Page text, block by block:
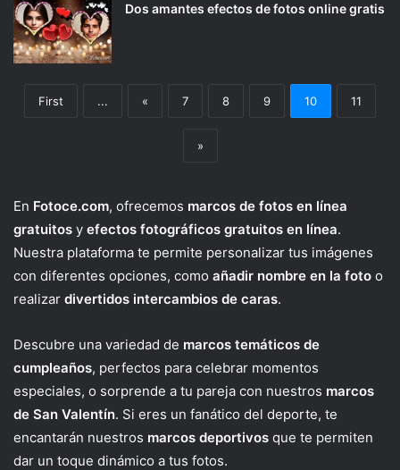
Dos amantes efectos de fotos online gratis
First ... « 7 8 9 10 11
»
En Fotoce.com, ofrecemos marcos de fotos en línea
gratuitos y efectos fotográficos gratuitos en línea.
Nuestra plataforma te permite personalizar tus imágenes
con diferentes opciones, como añadir nombre en la foto o
realizar divertidos intercambios de caras.
Descubre una variedad de marcos temáticos de
cumpleaños, perfectos para celebrar momentos
especiales, o sorprende a tu pareja con nuestros marcos
de San Valentín. Si eres un fanático del deporte, te
encantarán nuestros marcos deportivos que te permiten
dar un toque dinámico a tus fotos.